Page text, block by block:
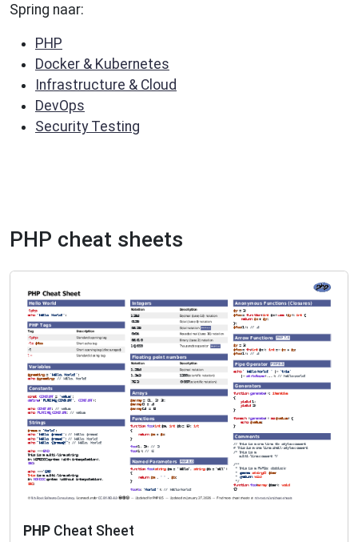
Spring naar:
PHP
Docker & Kubernetes
Infrastructure & Cloud
DevOps
Security Testing
PHP cheat sheets
PHP Cheat Sheet